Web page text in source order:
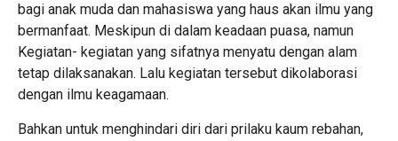
bagi anak muda dan mahasiswa yang haus akan ilmu yang
bermanfaat. Meskipun di dalam keadaan puasa, namun
Kegiatan- kegiatan yang sifatnya menyatu dengan alam
tetap dilaksanakan. Lalu kegiatan tersebut dikolaborasi
dengan ilmu keagamaan.
Bahkan untuk menghindari diri dari prilaku kaum rebahan,